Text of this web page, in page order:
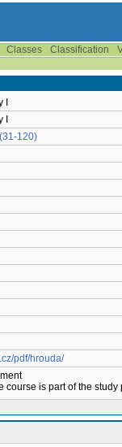
Classes Classification
120)
pdf/hrouda/
course is part of the study